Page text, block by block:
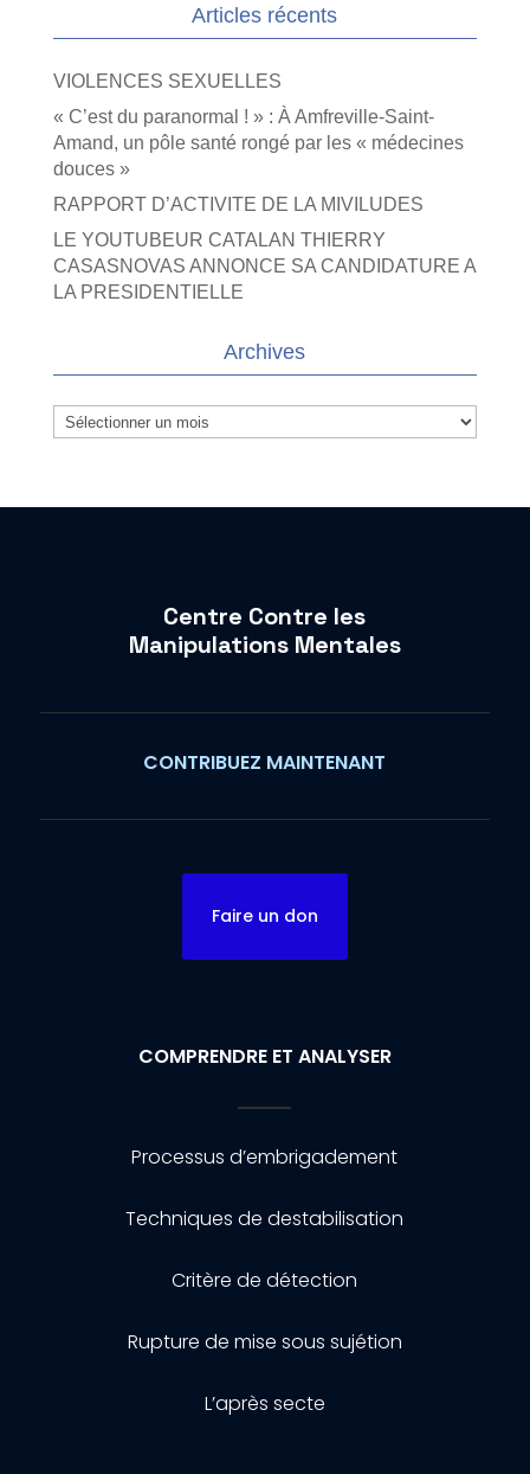
Articles récents
VIOLENCES SEXUELLES
« C’est du paranormal ! » : À Amfreville-Saint-
Amand, un pôle santé rongé par les « médecines
douces »
RAPPORT D’ACTIVITE DE LA MIVILUDES
LE YOUTUBEUR CATALAN THIERRY
CASASNOVAS ANNONCE SA CANDIDATURE A
LA PRESIDENTIELLE
Archives
Archives
Centre Contre les
Manipulations Mentales
CONTRIBUEZ MAINTENANT
Faire un don
COMPRENDRE ET ANALYSER
Processus d’embrigadement
Techniques de destabilisation
Critère de détection
Rupture de mise sous sujétion
L’après secte